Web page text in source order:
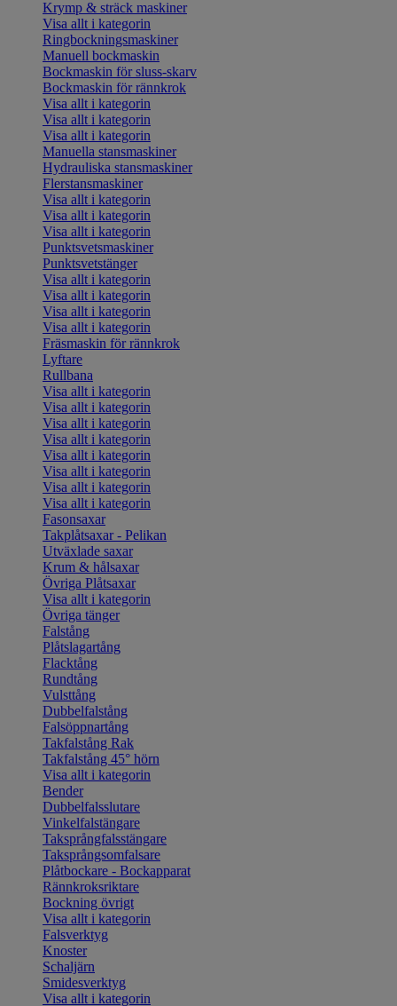
Krymp & sträck maskiner
Visa allt i kategorin
Ringbockningsmaskiner
Manuell bockmaskin
Bockmaskin för sluss-skarv
Bockmaskin för rännkrok
Visa allt i kategorin
Visa allt i kategorin
Visa allt i kategorin
Manuella stansmaskiner
Hydrauliska stansmaskiner
Flerstansmaskiner
Visa allt i kategorin
Visa allt i kategorin
Visa allt i kategorin
Punktsvetsmaskiner
Punktsvetstänger
Visa allt i kategorin
Visa allt i kategorin
Visa allt i kategorin
Visa allt i kategorin
Fräsmaskin för rännkrok
Lyftare
Rullbana
Visa allt i kategorin
Visa allt i kategorin
Visa allt i kategorin
Visa allt i kategorin
Visa allt i kategorin
Visa allt i kategorin
Visa allt i kategorin
Visa allt i kategorin
Fasonsaxar
Takplåtsaxar - Pelikan
Utväxlade saxar
Krum & hålsaxar
Övriga Plåtsaxar
Visa allt i kategorin
Övriga tänger
Falstång
Plåtslagartång
Flacktång
Rundtång
Vulsttång
Dubbelfalstång
Falsöppnartång
Takfalstång Rak
Takfalstång 45° hörn
Visa allt i kategorin
Bender
Dubbelfalsslutare
Vinkelfalstängare
Taksprångfalsstängare
Taksprångsomfalsare
Plåtbockare - Bockapparat
Rännkroksriktare
Bockning övrigt
Visa allt i kategorin
Falsverktyg
Knoster
Schaljärn
Smidesverktyg
Visa allt i kategorin